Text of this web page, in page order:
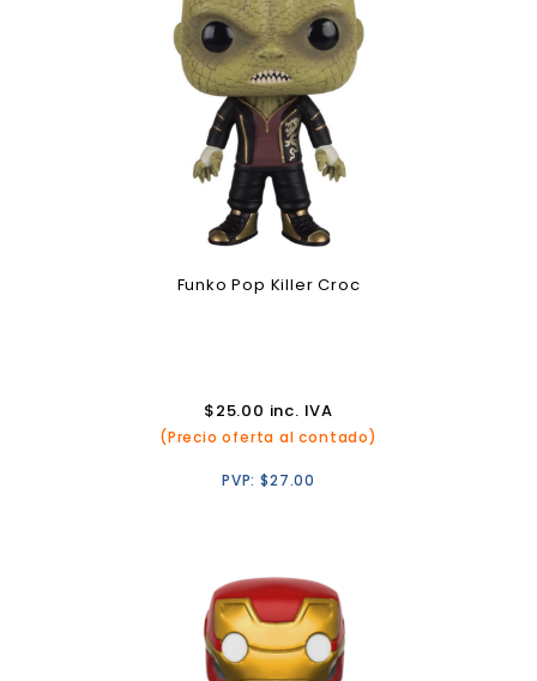
Funko Pop Killer Croc
$25.00 inc. IVA
(Precio oferta al contado)
PVP:$27.00